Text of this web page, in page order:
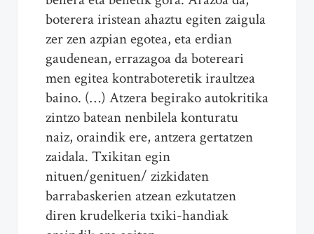
boterera iristean ahaztu egiten zaigula
zer zen azpian egotea, eta erdian
gaudenean, errazagoa da botereari
men egitea kontraboteretik iraultzea
baino. (…) Atzera begirako autokritika
zintzo batean nenbilela konturatu
naiz, oraindik ere, antzera gertatzen
zaidala. Txikitan egin
nituen/genituen/ zizkidaten
barrabaskerien atzean ezkutatzen
diren krudelkeria txiki-handiak